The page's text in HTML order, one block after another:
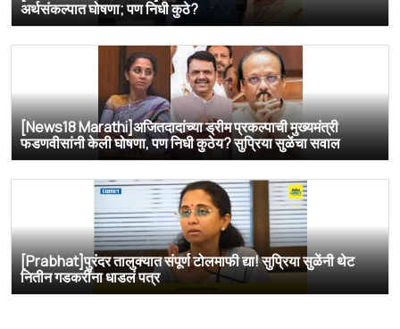
अर्थसंकल्पात घोषणा; पण निधी कुठे?
[News18 Marathi]अजितदादांच्या ड्रीम प्रकल्पाची मुख्यमंत्री
फडणवीसांनी केली घोषणा, पण निधी कुठेय? सुप्रिया सुळेंचा सवाल
[Prabhat]पुरंदर तालुक्यात संपूर्ण टोलमाफी द्या! सुप्रिया सुळेंनी थेट
नितीन गडकरींना धाडलं पत्र